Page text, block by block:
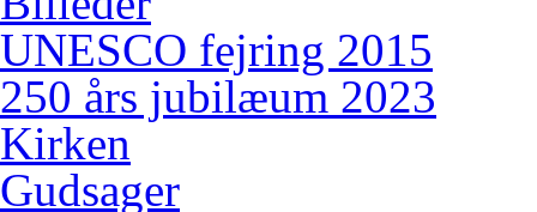
UNESCO fejring 2015
250 års jubilæum 2023
Kirken
Gudsager